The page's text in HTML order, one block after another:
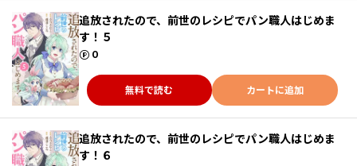
追放されたので、前世のレシピでパン職人はじめま
す！５
0
ポイント
無料で読む カートに追加
追放されたので、前世のレシピでパン職人はじめま
す！６